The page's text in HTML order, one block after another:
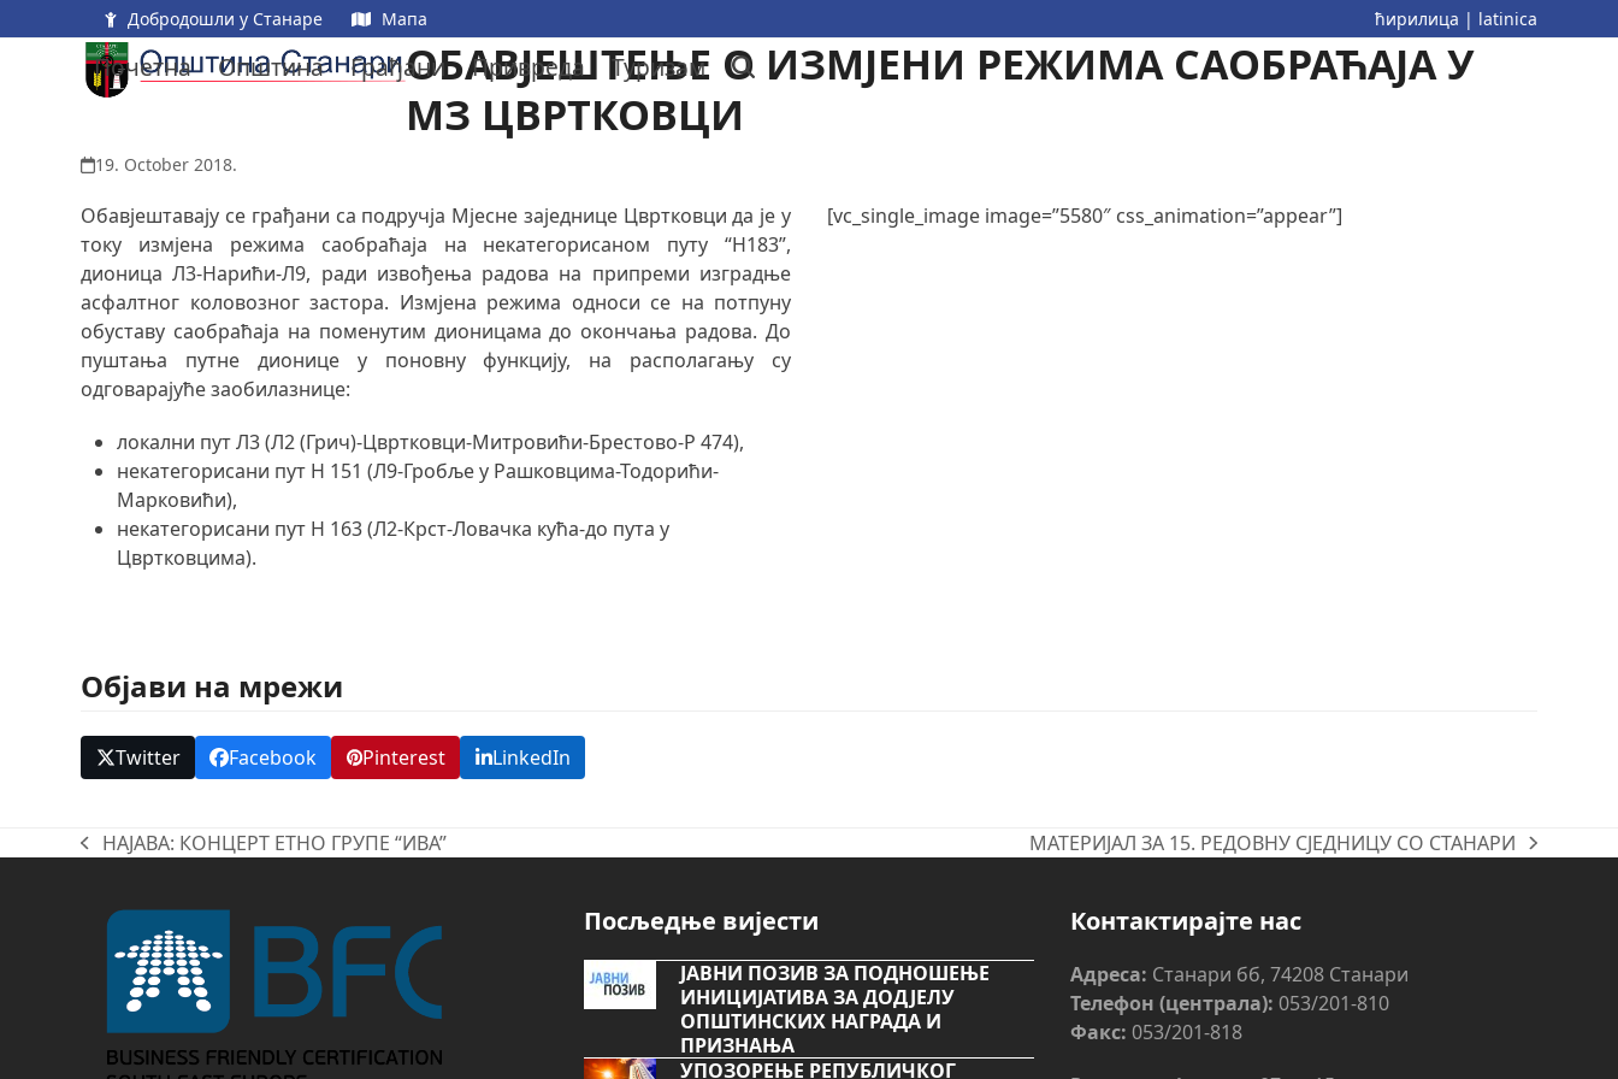
to
Добродошли у Станаре Мапа ћирилица | latinica
Почетна Општина Грађани Привреда Туризам
ОБАВЈЕШТЕЊЕ О ИЗМЈЕНИ РЕЖИМА САОБРАЋАЈА У
МЗ ЦВРТКОВЦИ
19. October 2018.
Обавјештавају се грађани са подручја Мјесне заједнице Цвртковци да је у
току измјена режима саобраћаја на некатегорисаном путу “Н183”,
дионица Л3-Нарићи-Л9, ради извођења радова на припреми изградње
асфалтног коловозног застора. Измјена режима односи се на потпуну
обуставу саобраћаја на поменутим дионицама до окончања радова. До
пуштања путне дионице у поновну функцију, на располагању су
одговарајуће заобилазнице:
локални пут Л3 (Л2 (Грич)-Цвртковци-Митровићи-Брестово-Р 474),
некатегорисани пут Н 151 (Л9-Гробље у Рашковцима-Тодорићи-
Марковићи),
некатегорисани пут Н 163 (Л2-Крст-Ловачка кућа-до пута у
Цвртковцима).
[vc_single_image image=”5580″ css_animation=”appear”]
Објави на мрежи
Twitter Facebook Pinterest LinkedIn
previous
НАЈАВА: КОНЦЕРТ ЕТНО ГРУПЕ “ИВА”
next
МАТЕРИЈАЛ ЗА 15. РЕДОВНУ СЈЕДНИЦУ СО СТАНАРИ
Посљедње вијести
ЈАВНИ ПОЗИВ ЗА ПОДНОШЕЊЕ
ИНИЦИЈАТИВА ЗА ДОДЈЕЛУ
ОПШТИНСКИХ НАГРАДА И
ПРИЗНАЊА
УПОЗОРЕЊЕ РЕПУБЛИЧКОГ
Контактирајте нас
Адреса: Станари бб, 74208 Станари
Телефон (централа): 053/201-810
Факс: 053/201-818